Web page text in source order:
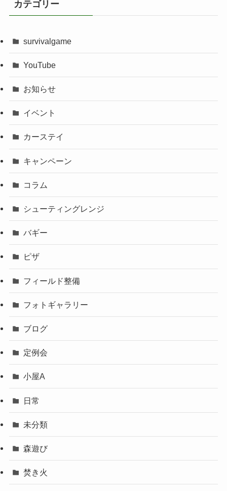
カテゴリー
survivalgame
YouTube
お知らせ
イベント
カーステイ
キャンペーン
コラム
シューティングレンジ
バギー
ピザ
フィールド整備
フォトギャラリー
ブログ
定例会
小屋A
日常
未分類
森遊び
焚き火